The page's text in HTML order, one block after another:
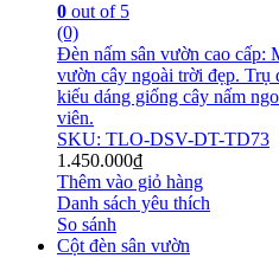
0 out of 5
(0)
Đèn nấm sân vườn cao cấp:
vườn cây ngoài trời đẹp. Trụ
kiếu dáng giống cây nấm
viên.
SKU: TLO-DSV-DT-TD73
1.450.000₫
Thêm vào giỏ hàng
Danh sách yêu thích
So sánh
Cột đèn sân vườn